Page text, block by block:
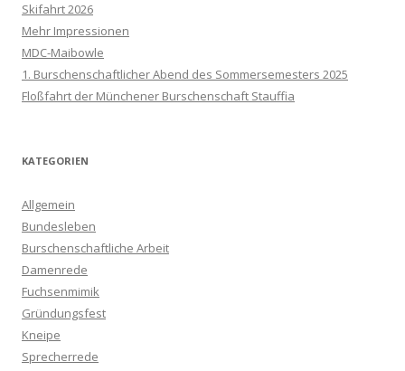
Skifahrt 2026
Mehr Impressionen
MDC-Maibowle
1. Burschenschaftlicher Abend des Sommersemesters 2025
Floßfahrt der Münchener Burschenschaft Stauffia
KATEGORIEN
Allgemein
Bundesleben
Burschenschaftliche Arbeit
Damenrede
Fuchsenmimik
Gründungsfest
Kneipe
Sprecherrede